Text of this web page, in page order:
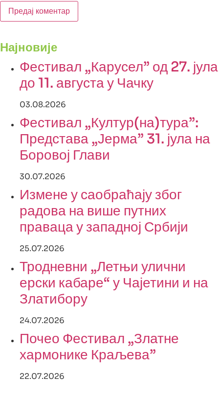
Најновије
Фестивал „Карусел” од 27. јула
до 11. августа у Чачку
03.08.2026
Фестивал „Култур(на)тура”:
Представа „Јерма” 31. јула на
Боровој Глави
30.07.2026
Измене у саобраћају због
радова на више путних
праваца у западној Србији
25.07.2026
Тродневни „Летњи улични
ерски кабаре“ у Чајетини и на
Златибору
24.07.2026
Почео Фестивал „Златне
хармонике Краљева”
22.07.2026